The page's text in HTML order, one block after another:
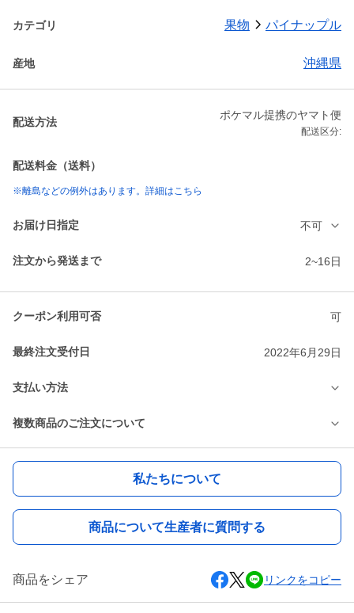
カテゴリ 果物 パイナップル
産地 沖縄県
配送方法
ポケマル提携のヤマト便
配送区分:
配送料金（送料）
※離島などの例外はあります。詳細はこちら
お届け日指定 不可
注文から発送まで 2~16日
クーポン利用可否 可
最終注文受付日 2022年6月29日
支払い方法
複数商品のご注文について
私たちについて
商品について生産者に質問する
商品をシェア リンクをコピー